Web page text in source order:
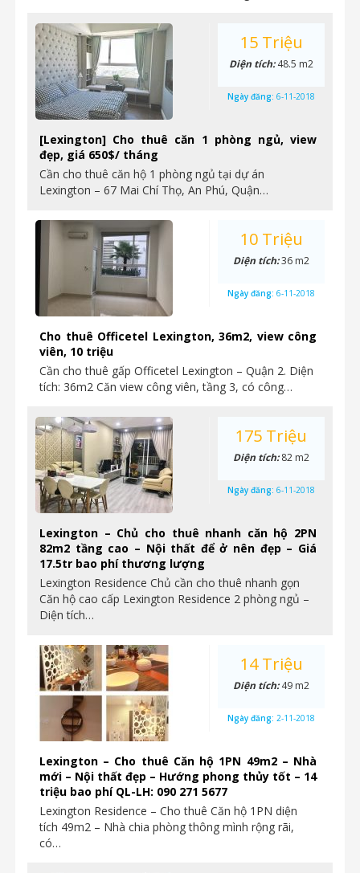
[Lexington] Cho thuê căn 1 phòng ngủ, view
đẹp, giá 650$/ tháng
Cần cho thuê căn hộ 1 phòng ngủ tại dự án
Lexington – 67 Mai Chí Thọ, An Phú, Quận…
15 Triệu
Diện tích:48.5 m2
Ngày đăng: 6-11-2018
Cho thuê Officetel Lexington, 36m2, view công
viên, 10 triệu
Cần cho thuê gấp Officetel Lexington – Quận 2. Diện
tích: 36m2 Căn view công viên, tầng 3, có công…
10 Triệu
Diện tích:36 m2
Ngày đăng: 6-11-2018
Lexington – Chủ cho thuê nhanh căn hộ 2PN
82m2 tầng cao – Nội thất để ở nên đẹp – Giá
17.5tr bao phí thương lượng
Lexington Residence Chủ cần cho thuê nhanh gọn
Căn hộ cao cấp Lexington Residence 2 phòng ngủ –
Diện tích…
175 Triệu
Diện tích:82 m2
Ngày đăng: 6-11-2018
Lexington – Cho thuê Căn hộ 1PN 49m2 – Nhà
mới – Nội thất đẹp – Hướng phong thủy tốt – 14
triệu bao phí QL-LH: 090 271 5677
Lexington Residence – Cho thuê Căn hộ 1PN diện
tích 49m2 – Nhà chia phòng thông mình rộng rãi,
có…
14 Triệu
Diện tích:49 m2
Ngày đăng: 2-11-2018